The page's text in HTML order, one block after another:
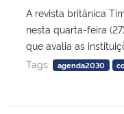
Controladoria-Geral da União
Ministério da Mulher, da
A revista britânica
nesta quarta-feira
que avalia as
Tags:
agenda2030